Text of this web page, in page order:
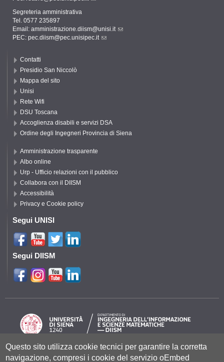
Segreteria amministrativa
Tel. 0577 235897
Email: amministrazione.diism@unisi.it
PEC: pec.diism@pec.unisipec.it
Contatti
Presidio San Niccolò
Mappa del sito
Unisi
Rete Wifi
DSU Toscana
Accoglienza disabili e servizi DSA
Ordine degli Ingegneri Provincia di Siena
Amministrazione trasparente
Albo online
Urp - Ufficio relazioni con il pubblico
Collabora con il DIISM
Accessibilità
Privacy e Cookie policy
Segui UNISI
Segui DIISM
Università degli Studi di Siena- Rettorato, via Banchi di Sotto 55, 53100
Questo sito utilizza cookie tecnici per garantire la corretta
navigazione, compresi i cookie del servizio oEmbed